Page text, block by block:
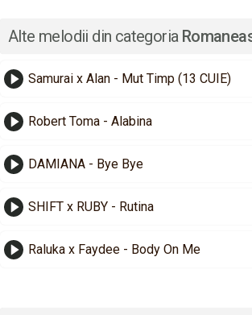
Alte melodii din categoria
Samurai x Alan - Mut Timp (13 CUIE)
Robert Toma - Alabina
DAMIANA - Bye Bye
SHIFT x RUBY - Rutina
Raluka x Faydee - Body On Me